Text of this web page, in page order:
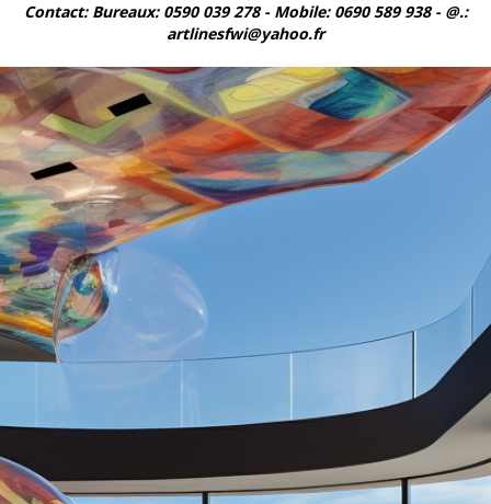
Contact: Bureaux: 0590 039 278 - Mobile: 0690 589 938 - @.:
artlinesfwi@yahoo.fr